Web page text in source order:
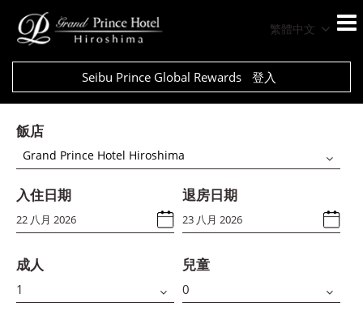
繁體中文
Seibu Prince Global Rewards 登入
飯店
Grand Prince Hotel Hiroshima
入住日期 退房日期
成人 兒童